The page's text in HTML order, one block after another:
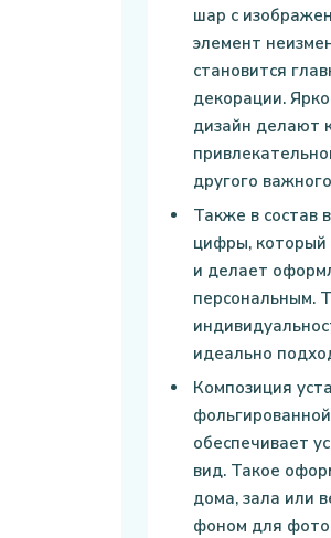
шар с
элемент
становится
декорации.
дизайн делают
другого
Также в состав
цифры, который
и делает
персональным.
идеально
Композиция
обеспечивает
вид. Такое
дома, зала или
фоном для